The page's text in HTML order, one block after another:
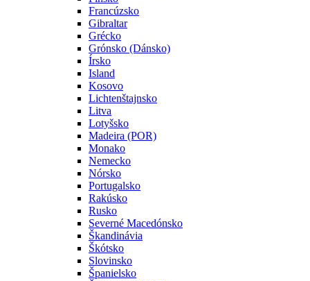
Francúzsko
Gibraltar
Grécko
Grónsko (Dánsko)
Írsko
Island
Kosovo
Lichtenštajnsko
Litva
Lotyšsko
Madeira (POR)
Monako
Nemecko
Nórsko
Portugalsko
Rakúsko
Rusko
Severné Macedónsko
Škandinávia
Škótsko
Slovinsko
Španielsko